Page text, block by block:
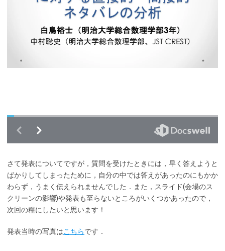
さて発表についてですが，質問を受けたときには，早く答えようと
ばかりしてしまったために，自分の中では答えがあったのにもかか
わらず，うまく伝えられませんでした．また，スライド(会場のス
クリーンの影響)や発表も至らないところがいくつかあったので，
次回の糧にしたいと思います！
発表当時の写真はこちらです．